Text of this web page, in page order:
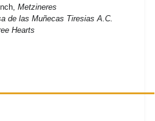
Metzineres
de las Muñecas Tiresias A.C.
Hearts